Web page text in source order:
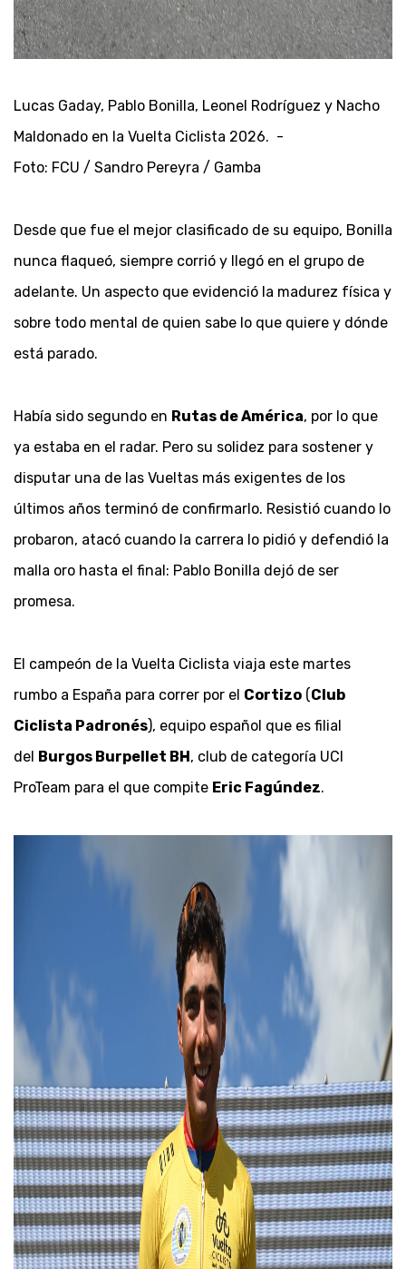
Lucas Gaday, Pablo Bonilla, Leonel Rodríguez y Nacho
Maldonado en la Vuelta Ciclista 2026. -
Foto: FCU / Sandro Pereyra / Gamba
Desde que fue el mejor clasificado de su equipo, Bonilla
nunca flaqueó, siempre corrió y llegó en el grupo de
adelante. Un aspecto que evidenció la madurez física y
sobre todo mental de quien sabe lo que quiere y dónde
está parado.
Había sido segundo en Rutas de América, por lo que
ya estaba en el radar. Pero su solidez para sostener y
disputar una de las Vueltas más exigentes de los
últimos años terminó de confirmarlo. Resistió cuando lo
probaron, atacó cuando la carrera lo pidió y defendió la
malla oro hasta el final: Pablo Bonilla dejó de ser
promesa.
El campeón de la Vuelta Ciclista viaja este martes
rumbo a España para correr por el Cortizo (Club
Ciclista Padronés), equipo español que es filial
del Burgos Burpellet BH, club de categoría UCI
ProTeam para el que compite Eric Fagúndez.